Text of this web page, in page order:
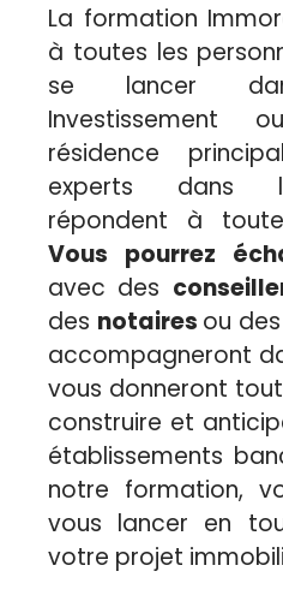
La formation
à toutes les
se lancer
Investissement
résidence
experts dans
répondent à
Vous pourrez
avec des
des notaires ou des
accompagneront
vous donneront
construire et
établissements
notre formation,
vous lancer en
votre projet